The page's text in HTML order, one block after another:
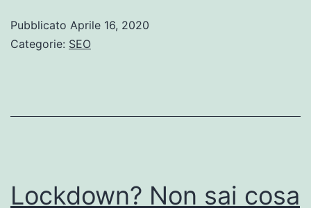
Pubblicato Aprile 16, 2020
Categorie: SEO
Lockdown? Non sai cosa